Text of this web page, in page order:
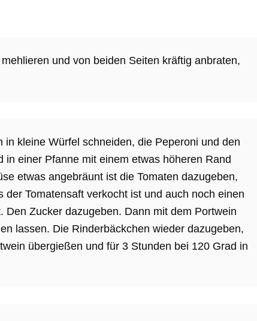
und von beiden Seiten kräftig anbraten,
in kleine Würfel schneiden, die Peperoni und den
in einer Pfanne mit einem etwas höheren Rand
etwas angebräunt ist die Tomaten dazugeben,
der Tomatensaft verkocht ist und auch noch einen
Den Zucker dazugeben. Dann mit dem Portwein
lassen. Die Rinderbäckchen wieder dazugeben,
übergießen und für 3 Stunden bei 120 Grad in